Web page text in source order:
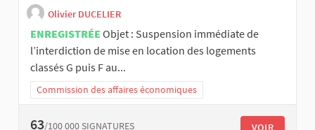
Olivier DUCELIER
ENREGISTRÉE Objet : Suspension immédiate de
l’interdiction de mise en location des logements
classés G puis F au...
Commission des affaires économiques
63/100 000 SIGNATURES VOIR